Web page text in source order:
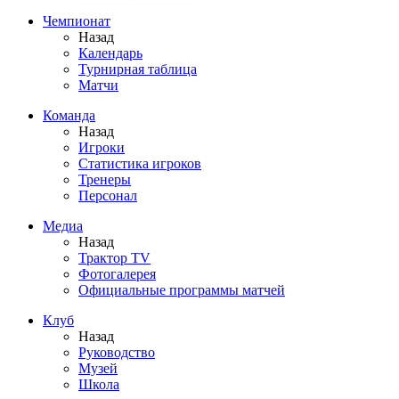
Чемпионат
Назад
Календарь
Турнирная таблица
Матчи
Команда
Назад
Игроки
Статистика игроков
Тренеры
Персонал
Медиа
Назад
Трактор TV
Фотогалерея
Официальные программы матчей
Клуб
Назад
Руководство
Музей
Школа